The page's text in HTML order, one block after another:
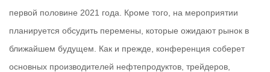
первой половине 2021 года. Кроме того, на мероприятии
планируется обсудить перемены, которые ожидают рынок в
ближайшем будущем. Как и прежде, конференция соберет
основных производителей нефтепродуктов, трейдеров,